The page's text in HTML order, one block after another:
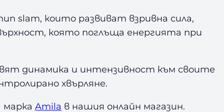
slam, които развиват взривна сила,
която поглъща енергията при
динамика и интензивност към своите
хвърляне.
маркаAmila в нашия онлайн магазин.